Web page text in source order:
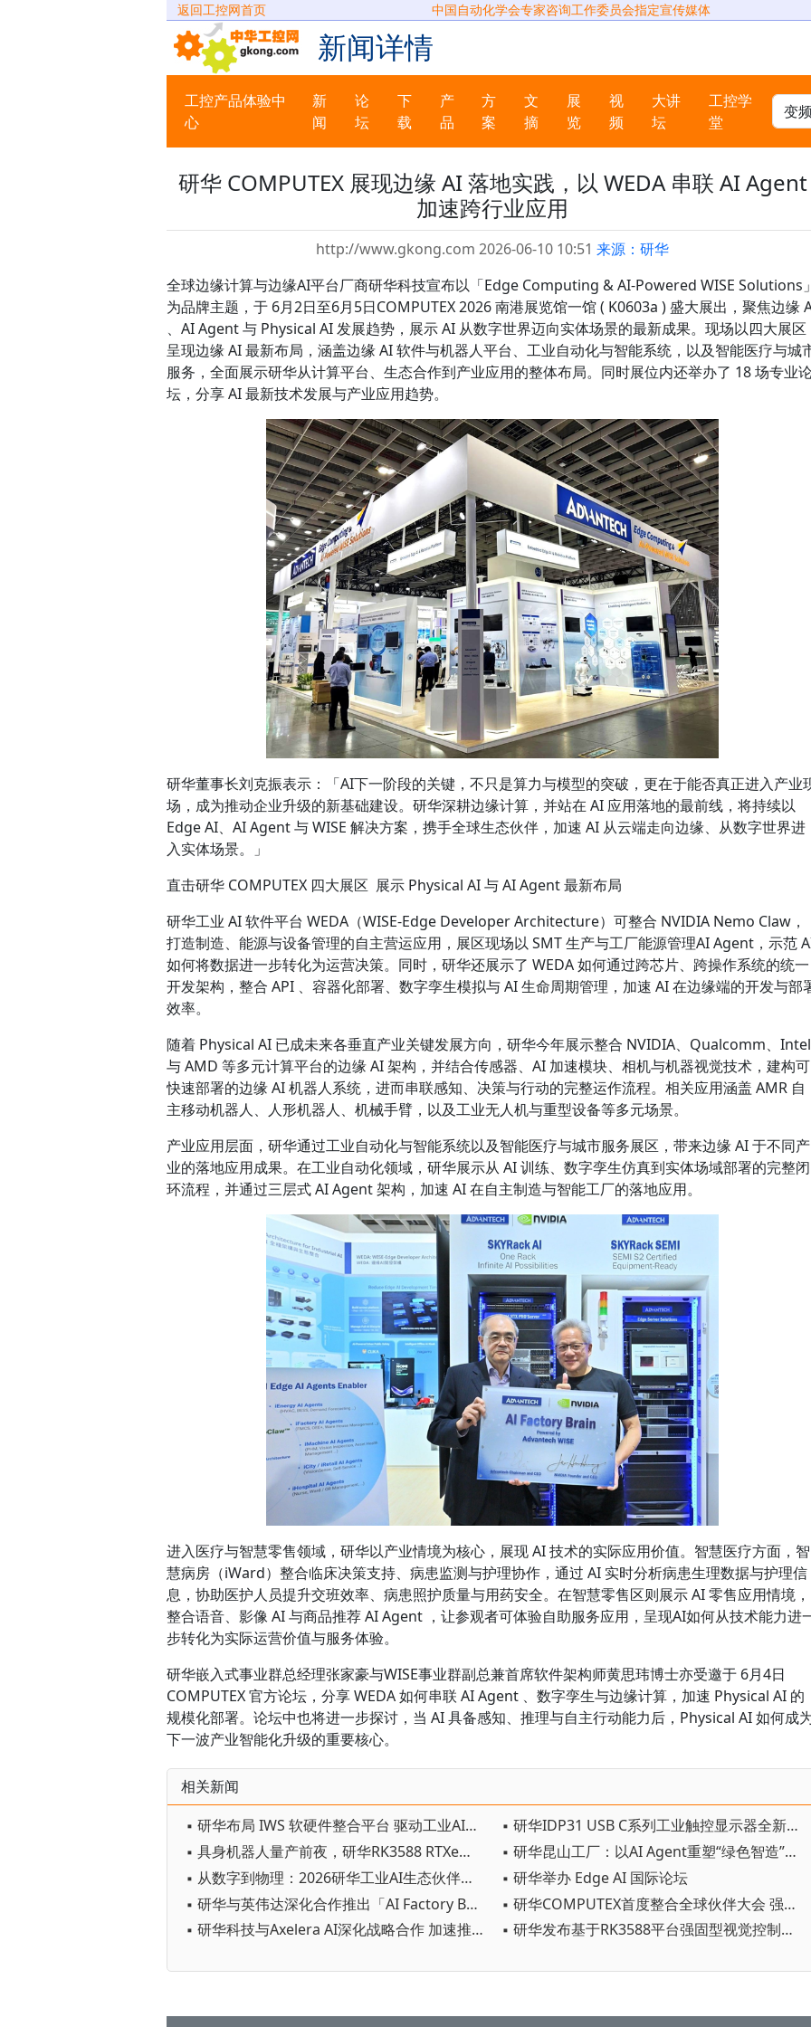
返回工控网首页 中国自动化学会专家咨询工作委员会指定宣传媒体
新闻详情
工控产品体验中
心
新
闻
论
坛
下
载
产
品
方
案
文
摘
展
览
视
频
大讲
坛
工控学
堂
研华 COMPUTEX 展现边缘 AI 落地实践，以 WEDA 串联 AI Agent
加速跨行业应用
http://www.gkong.com 2026-06-10 10:51 来源：研华
全球边缘计算与边缘AI平台厂商研华科技宣布以「Edge Computing & AI-Powered WISE Solutions
为品牌主题，于 6月2日至6月5日COMPUTEX 2026 南港展览馆一馆 ( K0603a ) 盛大展出，聚焦边缘
、AI Agent 与 Physical AI 发展趋势，展示 AI 从数字世界迈向实体场景的最新成果。现场以四大展区
呈现边缘 AI 最新布局，涵盖边缘 AI 软件与机器人平台、工业自动化与智能系统，以及智能医疗与城
服务，全面展示研华从计算平台、生态合作到产业应用的整体布局。同时展位内还举办了 18 场专业
坛，分享 AI 最新技术发展与产业应用趋势。
研华董事长刘克振表示：「AI下一阶段的关键，不只是算力与模型的突破，更在于能否真正进入产业
场，成为推动企业升级的新基础建设。研华深耕边缘计算，并站在 AI 应用落地的最前线，将持续以
Edge AI、AI Agent 与 WISE 解决方案，携手全球生态伙伴，加速 AI 从云端走向边缘、从数字世界进
入实体场景。」
直击研华 COMPUTEX 四大展区 展示 Physical AI 与 AI Agent 最新布局
研华工业 AI 软件平台 WEDA（WISE-Edge Developer Architecture）可整合 NVIDIA Nemo Claw，
打造制造、能源与设备管理的自主营运应用，展区现场以 SMT 生产与工厂能源管理AI Agent，示范
如何将数据进一步转化为运营决策。同时，研华还展示了 WEDA 如何通过跨芯片、跨操作系统的统一
开发架构，整合 API 、容器化部署、数字孪生模拟与 AI 生命周期管理，加速 AI 在边缘端的开发与部
效率。
随着 Physical AI 已成未来各垂直产业关键发展方向，研华今年展示整合 NVIDIA、Qualcomm、Intel
与 AMD 等多元计算平台的边缘 AI 架构，并结合传感器、AI 加速模块、相机与机器视觉技术，建构可
快速部署的边缘 AI 机器人系统，进而串联感知、决策与行动的完整运作流程。相关应用涵盖 AMR 自
主移动机器人、人形机器人、机械手臂，以及工业无人机与重型设备等多元场景。
产业应用层面，研华通过工业自动化与智能系统以及智能医疗与城市服务展区，带来边缘 AI 于不同产
业的落地应用成果。在工业自动化领域，研华展示从 AI 训练、数字孪生仿真到实体场域部署的完整闭
环流程，并通过三层式 AI Agent 架构，加速 AI 在自主制造与智能工厂的落地应用。
进入医疗与智慧零售领域，研华以产业情境为核心，展现 AI 技术的实际应用价值。智慧医疗方面，智
慧病房（iWard）整合临床决策支持、病患监测与护理协作，通过 AI 实时分析病患生理数据与护理信
息，协助医护人员提升交班效率、病患照护质量与用药安全。在智慧零售区则展示 AI 零售应用情境，
整合语音、影像 AI 与商品推荐 AI Agent ，让参观者可体验自助服务应用，呈现AI如何从技术能力进
步转化为实际运营价值与服务体验。
研华嵌入式事业群总经理张家豪与WISE事业群副总兼首席软件架构师黄思玮博士亦受邀于 6月4日
COMPUTEX 官方论坛，分享 WEDA 如何串联 AI Agent 、数字孪生与边缘计算，加速 Physical AI 的
规模化部署。论坛中也将进一步探讨，当 AI 具备感知、推理与自主行动能力后，Physical AI 如何成
下一波产业智能化升级的重要核心。
相关新闻
▪ 研华布局 IWS 软硬件整合平台 驱动工业AI应用新商机
▪ 研华IDP31 USB C系列工业触控显示器全新发布
▪ 具身机器人量产前夜，研华RK3588 RTXe模块化方案助力“小脑”成本优化
▪ 研华昆山工厂：以AI Agent重塑“绿色智造”新范式
▪ 从数字到物理：2026研华工业AI生态伙伴峰会，解码产业规模化落地之道
▪ 研华举办 Edge AI 国际论坛
▪ 研华与英伟达深化合作推出「AI Factory Brain」 以Agentic AI串联全厂智慧决策
▪ 研华COMPUTEX首度整合全球伙伴大会 强化全球边缘 AI 生态系统联结
▪ 研华科技与Axelera AI深化战略合作 加速推动基于Europa平台的边缘AI创新
▪ 研华发布基于RK3588平台强固型视觉控制器， 构建边缘视觉AI新底座